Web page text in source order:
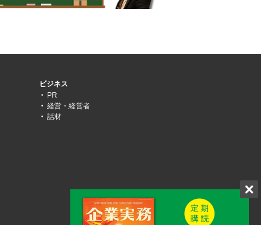
ビジネス
PR
経営・経営者
話材